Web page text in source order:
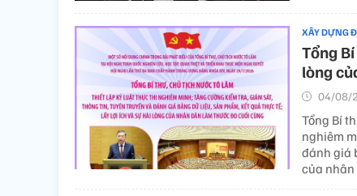
XÂY DỰNG
Tổng
lòng
04/08/
Tổng Bí
nghiêm
đánh giá
của nhân